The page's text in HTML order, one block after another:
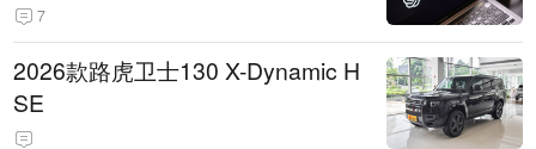
7
2026款路虎卫士130 X-Dynamic H
SE